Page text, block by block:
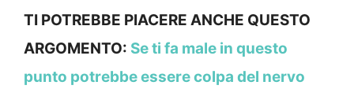
TI POTREBBE PIACERE ANCHE QUESTO
ARGOMENTO: Se ti fa male in questo
punto potrebbe essere colpa del nervo